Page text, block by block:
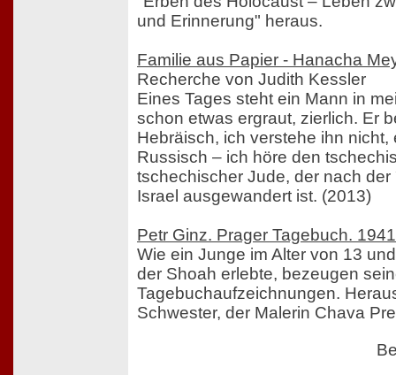
und Erinnerung" heraus.
Familie aus Papier - Hanacha
Recherche von Judith Kessler
Eines Tages steht ein Mann in
schon etwas ergraut, zierlich. Er
Hebräisch, ich verstehe ihn nicht,
Russisch – ich höre den
tschechischer Jude, der nach der
Israel ausgewandert ist. (2013)
Petr Ginz. Prager Tagebuch.
Wie ein Junge im Alter von 13
der Shoah erlebte, bezeugen
Tagebuchaufzeichnungen.
Schwester, der Malerin Chava